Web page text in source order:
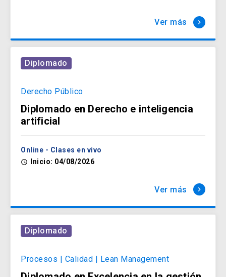
Ver más keyboard_arrow_right
Diplomado
Derecho Público
Diplomado en Derecho e inteligencia
artificial
Online - Clases en vivo
access_time Inicio: 04/08/2026
Ver más keyboard_arrow_right
Diplomado
Procesos | Calidad | Lean Management